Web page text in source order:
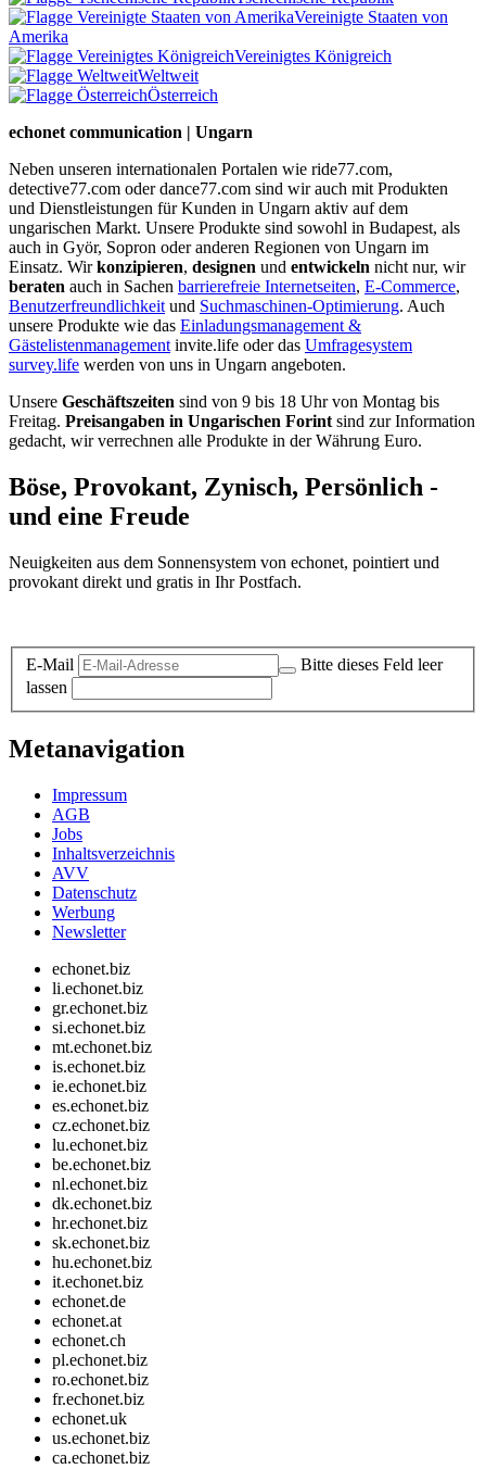
Vereinigte Staaten von
Amerika
Vereinigtes Königreich
Weltweit
Österreich
echonet communication | Ungarn
Neben unseren internationalen Portalen wie ride77.com,
detective77.com oder dance77.com sind wir auch mit Produkten
und Dienstleistungen für Kunden in Ungarn aktiv auf dem
ungarischen Markt. Unsere Produkte sind sowohl in Budapest, als
auch in Györ, Sopron oder anderen Regionen von Ungarn im
Einsatz. Wirkonzipieren, designen und entwickeln nicht nur, wir
beraten auch in Sachen barrierefreie Internetseiten, E-Commerce,
Benutzerfreundlichkeit und Suchmaschinen-Optimierung. Auch
unsere Produkte wie das Einladungsmanagement &
Gästelistenmanagement invite.life oder das Umfragesystem
survey.life werden von uns in Ungarn angeboten.
Unsere Geschäftszeiten sind von 9 bis 18 Uhr von Montag bis
Freitag. Preisangaben in Ungarischen Forint sind zur Information
gedacht, wir verrechnen alle Produkte in der Währung Euro.
Böse, Provokant, Zynisch, Persönlich -
und eine Freude
Neuigkeiten aus dem Sonnensystem von echonet, pointiert und
provokant direkt und gratis in Ihr Postfach.
E-Mail
Bitte dieses Feld leer
lassen
Metanavigation
Impressum
AGB
Jobs
Inhaltsverzeichnis
AVV
Datenschutz
Werbung
Newsletter
echonet.biz
li.echonet.biz
gr.echonet.biz
si.echonet.biz
mt.echonet.biz
is.echonet.biz
ie.echonet.biz
es.echonet.biz
cz.echonet.biz
lu.echonet.biz
be.echonet.biz
nl.echonet.biz
dk.echonet.biz
hr.echonet.biz
sk.echonet.biz
hu.echonet.biz
it.echonet.biz
echonet.de
echonet.at
echonet.ch
pl.echonet.biz
ro.echonet.biz
fr.echonet.biz
echonet.uk
us.echonet.biz
ca.echonet.biz